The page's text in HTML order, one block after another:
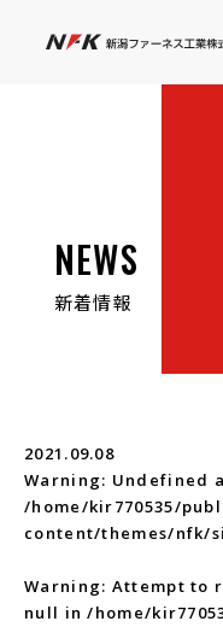
NEWS
新着情報
2021.09.08
Warning: Undefined
/home/kir770535/
content/themes/nfk/
Warning: Attempt to
null in/home/